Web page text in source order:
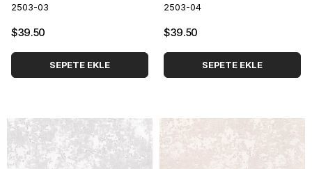
2503-03
$39.50
SEPETE EKLE
2503-04
$39.50
SEPETE EKLE